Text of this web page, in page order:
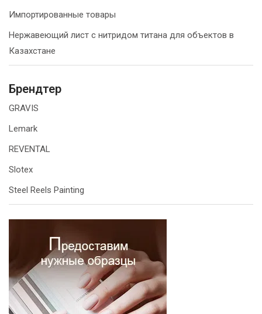
Импортированные товары
Нержавеющий лист с нитридом титана для объектов в
Казахстане
Брендтер
GRAVIS
Lemark
REVENTAL
Slotex
Steel Reels Painting